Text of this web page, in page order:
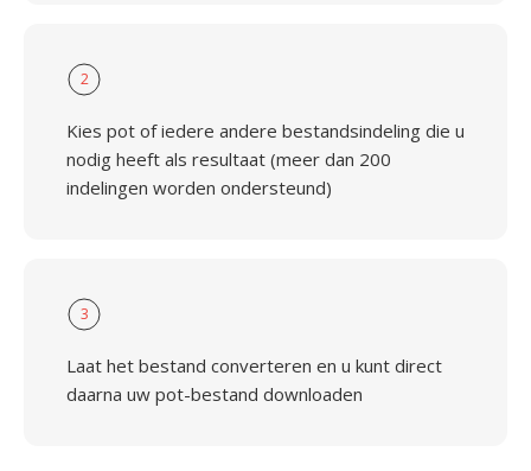
2
Kies pot of iedere andere bestandsindeling die u
nodig heeft als resultaat (meer dan 200
indelingen worden ondersteund)
3
Laat het bestand converteren en u kunt direct
daarna uw pot-bestand downloaden